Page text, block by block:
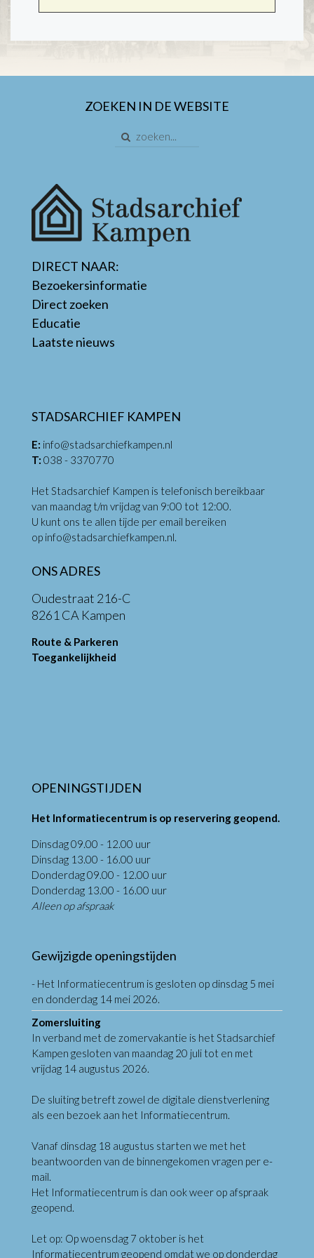
ZOEKEN IN DE WEBSITE
DIRECT NAAR:
Bezoekersinformatie
Direct zoeken
Educatie
Laatste nieuws
STADSARCHIEF KAMPEN
E: info@stadsarchiefkampen.nl
T: 038 - 3370770
Het Stadsarchief Kampen is telefonisch bereikbaar
van maandag t/m vrijdag van 9:00 tot 12:00.
U kunt ons te allen tijde per email bereiken
op info@stadsarchiefkampen.nl.
ONS ADRES
Oudestraat 216-C
8261 CA Kampen
Route & Parkeren
Toegankelijkheid
OPENINGSTIJDEN
Het Informatiecentrum is op reservering geopend.
Dinsdag 09.00 - 12.00 uur
Dinsdag 13.00 - 16.00 uur
Donderdag 09.00 - 12.00 uur
Donderdag 13.00 - 16.00 uur
Alleen op afspraak
Gewijzigde openingstijden
- Het Informatiecentrum is gesloten op dinsdag 5 mei
en donderdag 14 mei 2026.
Zomersluiting
In verband met de zomervakantie is het Stadsarchief
Kampen gesloten van maandag 20 juli tot en met
vrijdag 14 augustus 2026.
De sluiting betreft zowel de digitale dienstverlening
als een bezoek aan het Informatiecentrum.
Vanaf dinsdag 18 augustus starten we met het
beantwoorden van de binnengekomen vragen per e-
mail.
Het Informatiecentrum is dan ook weer op afspraak
geopend.
Let op: Op woensdag 7 oktober is het
Informatiecentrum geopend omdat we op donderdag